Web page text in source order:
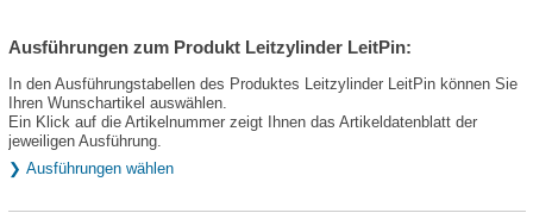
Ausführungen zum Produkt Leitzylinder LeitPin:
In den Ausführungstabellen des Produktes Leitzylinder LeitPin können Sie
Ihren Wunschartikel auswählen.
Ein Klick auf die Artikelnummer zeigt Ihnen das Artikeldatenblatt der
jeweiligen Ausführung.
❯ Ausführungen wählen